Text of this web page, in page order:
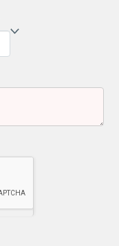
supiste